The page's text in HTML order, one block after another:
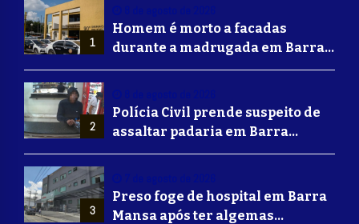
1
Homem é morto a facadas
durante a madrugada em Barra
Mansa
2
Polícia Civil prende suspeito de
assaltar padaria em Barra
Mansa
3
Preso foge de hospital em Barra
Mansa após ter algemas